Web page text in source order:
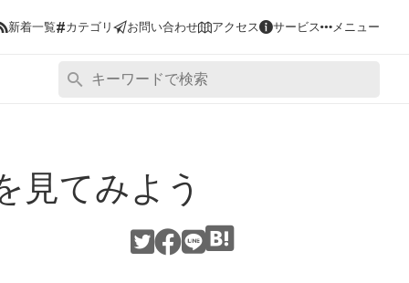
新着一覧#カテゴリ お問い合わせ アクセス サービス メニュー
見てみよう